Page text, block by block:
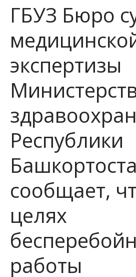
ГБУЗ Бюро
экспертизы
Республики
сообщает,
целях
работы